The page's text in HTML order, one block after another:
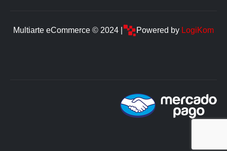
Multiarte eCommerce © 2024 | Powered by LogiKom